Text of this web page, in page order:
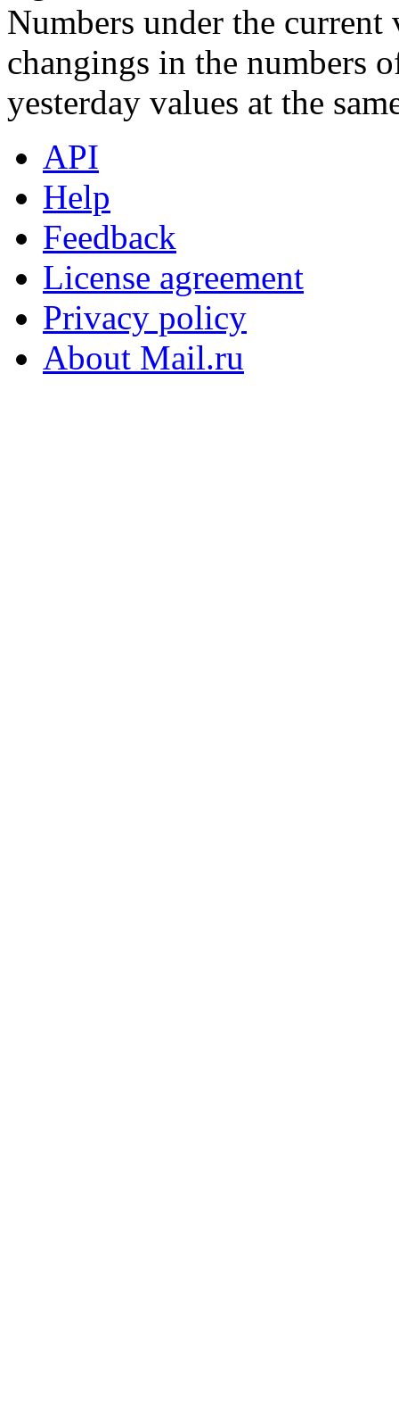
Numbers under the
changings in the numbers
yesterday values at the
API
Help
Feedback
License agreement
Privacy policy
About Mail.ru